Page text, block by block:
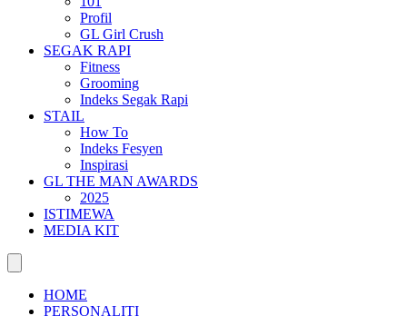
Profil
GL Girl Crush
SEGAK RAPI
Fitness
Grooming
Indeks Segak Rapi
STAIL
How To
Indeks Fesyen
Inspirasi
GL THE MAN AWARDS
2025
ISTIMEWA
MEDIA KIT
HOME
PERSONALITI